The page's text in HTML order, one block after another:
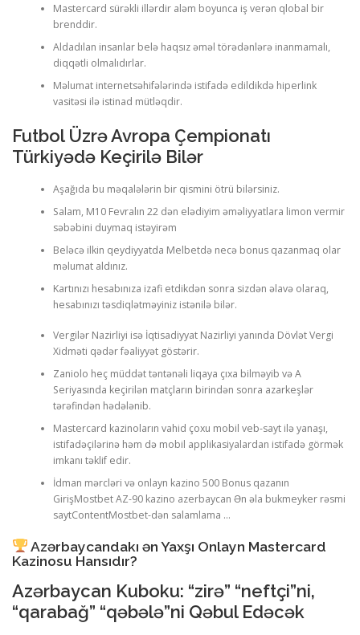
Mastercard sürəkli illərdir aləm boyunca iş verən qlobal bir
brenddir.
Aldadılan insanlar belə haqsız əməl törədənlərə inanmamalı,
diqqətli olmalıdırlar.
Məlumat internetsəhifələrində istifadə edildikdə hiperlink
vasitəsi ilə istinad mütləqdir.
Futbol Üzrə Avropa Çempionatı
Türkiyədə Keçirilə Bilər
Aşağıda bu məqalələrin bir qismini ötrü bilərsiniz.
Salam, M10 Fevralın 22 dən elədiyim əməliyyatlara limon vermir
səbəbini duymaq istəyirəm
Beləcə ilkin qeydiyyatda Melbetdə necə bonus qazanmaq olar
məlumat aldınız.
Kartınızı hesabınıza izafi etdikdən sonra sizdən əlavə olaraq,
hesabınızı təsdiqlətməyiniz istənilə bilər.
Vergilər Nazirliyi isə İqtisadiyyat Nazirliyi yanında Dövlət Vergi
Xidməti qədər fəaliyyət göstərir.
Zaniolo heç müddət təntənəli liqaya çıxa bilməyib və A
Seriyasında keçirilən matçların birindən sonra azarkeşlər
tərəfindən hədələnib.
Mastercard kazinoların vahid çoxu mobil veb-sayt ilə yanaşı,
istifadəçilərinə həm də mobil applikasiyalardan istifadə görmək
imkanı təklif edir.
İdman mərcləri və onlayn kazino 500 Bonus qazanın
GirişMostbet AZ-90 kazino azerbaycan Ən əla bukmeyker rəsmi
saytContentMostbet-dən salamlama …
Azərbaycandakı ən Yaxşı Onlayn Mastercard
Kazinosu Hansıdır?
Azərbaycan Kuboku: “zirə” “neftçi”ni,
“qarabağ” “qəbələ”ni Qəbul Edəcək